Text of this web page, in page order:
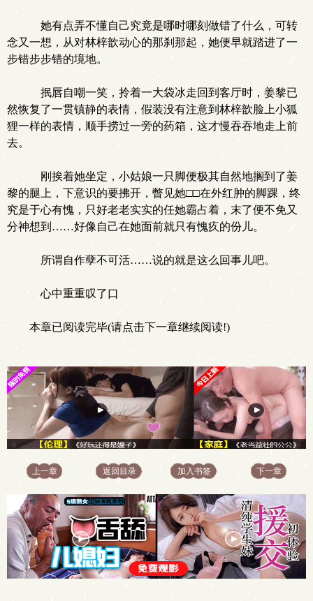
她有点弄不懂自己究竟是哪时哪刻做错了什么，可转
念又一想，从对林梓歆动心的那刹那起，她便早就踏进了一
步错步步错的境地。
抿唇自嘲一笑，拎着一大袋冰走回到客厅时，姜黎已
然恢复了一贯镇静的表情，假装没有注意到林梓歆脸上小狐
狸一样的表情，顺手捞过一旁的药箱，这才慢吞吞地走上前
去。
刚挨着她坐定，小姑娘一只脚便极其自然地搁到了姜
黎的腿上，下意识的要拂开，瞥见她□□在外红肿的脚踝，终
究是于心有愧，只好老老实实的任她霸占着，末了便不免又
分神想到……好像自己在她面前就只有愧疚的份儿。
所谓自作孽不可活……说的就是这么回事儿吧。
心中重重叹了口
本章已阅读完毕(请点击下一章继续阅读!)
上一章 返回目录 加入书签 下一章